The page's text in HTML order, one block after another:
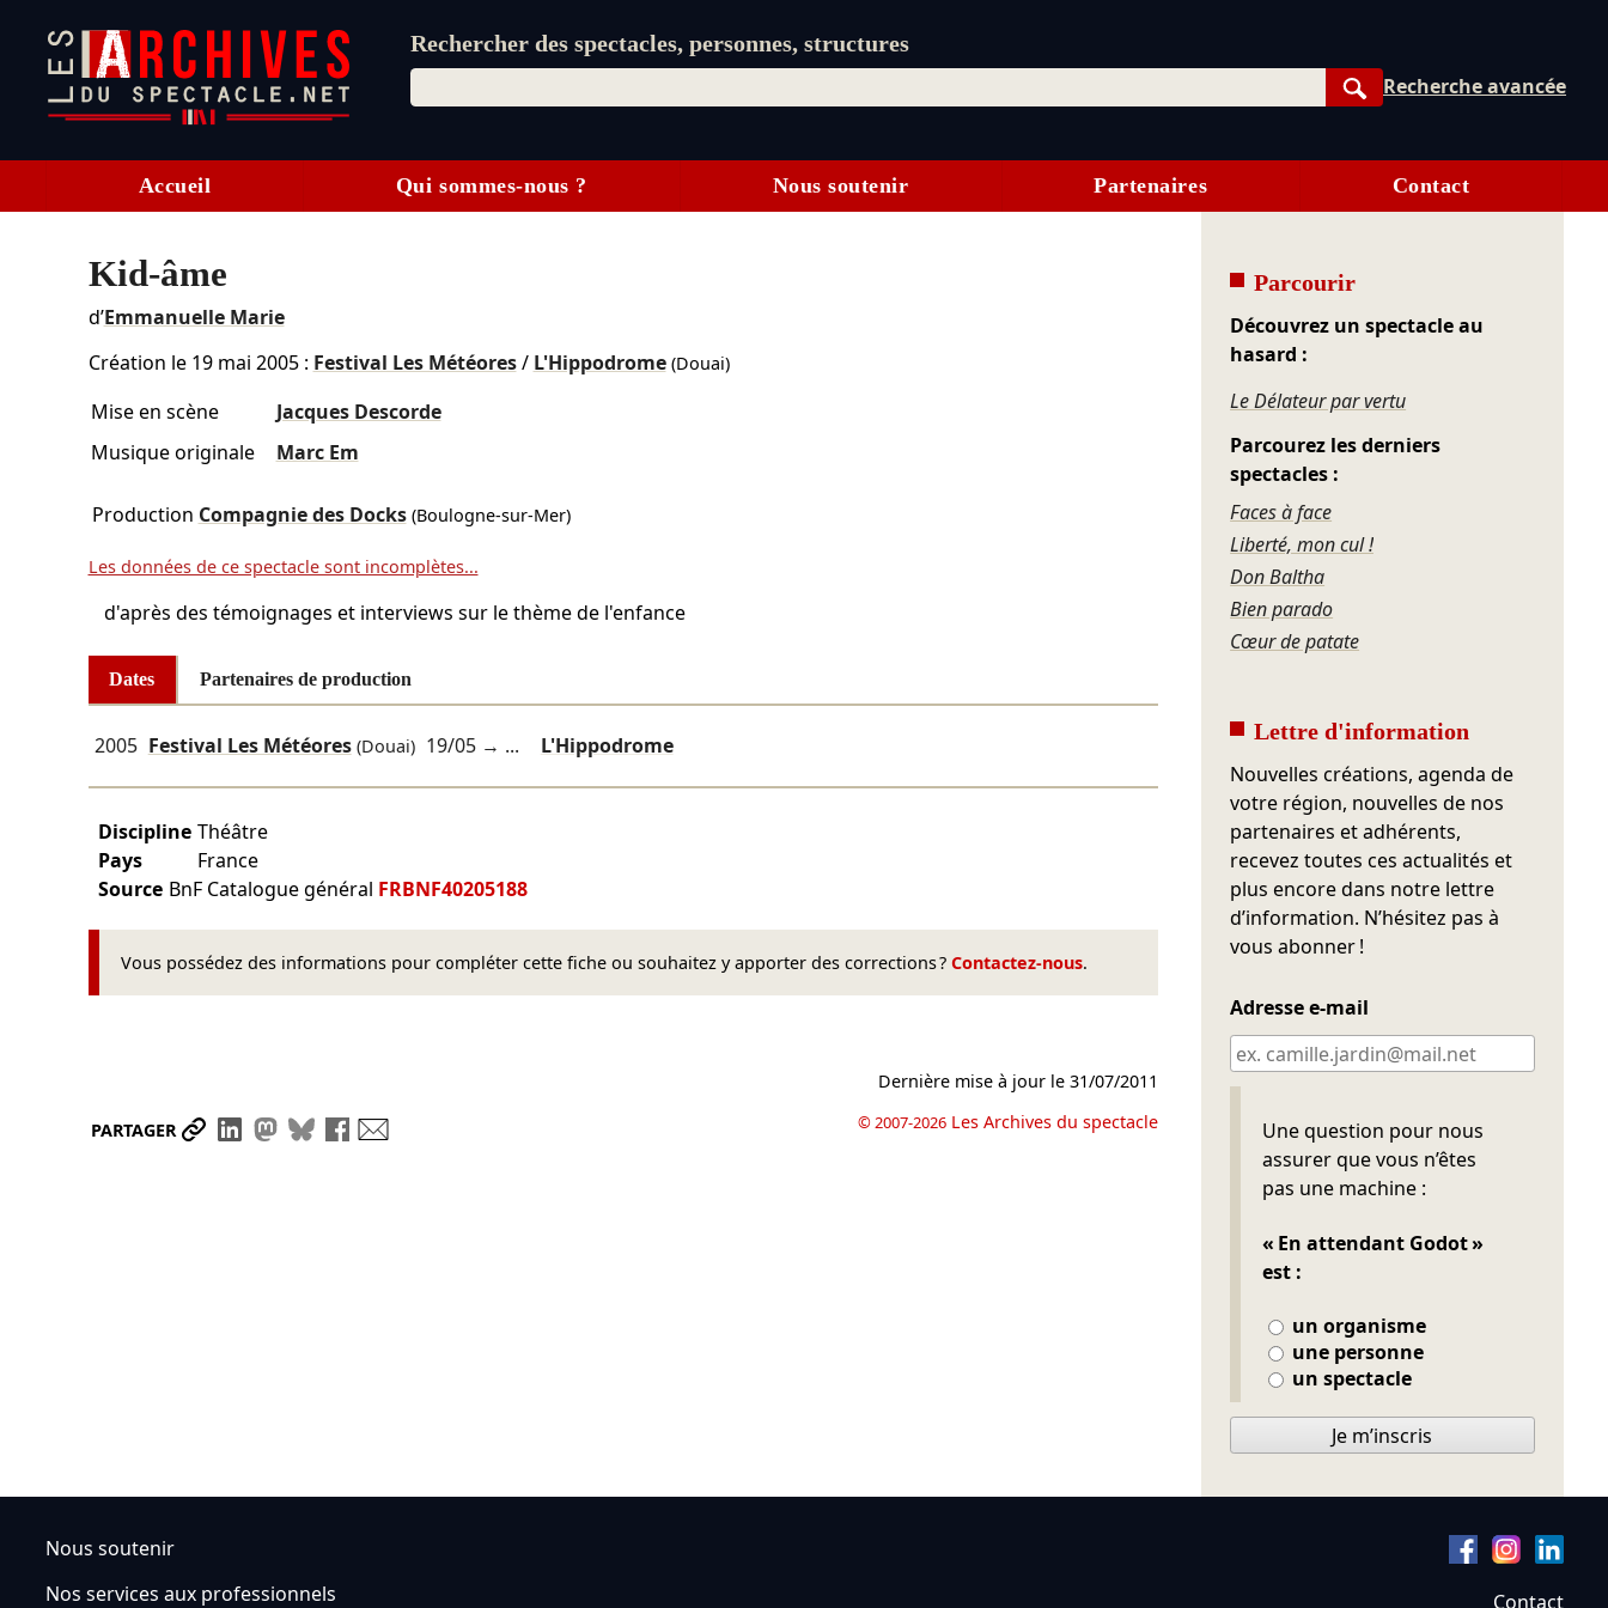
Rechercher des spectacles, personnes, structures
Rechercher
Recherche avancée
Accueil Qui sommes-nous ? Nous soutenir Partenaires Contact
Kid-âme
d’Emmanuelle Marie
Création le 19 mai 2005: Festival Les Météores/ L'Hippodrome(Douai)
Mise en scène
Jacques Descorde
Musique originale
Marc Em
Production Compagnie des Docks(Boulogne-sur-Mer)
Les données de ce spectacle sont incomplètes...
d'après des témoignages et interviews sur le thème de l'enfance
Dates Partenaires de production
2005 Festival Les Météores(Douai) 19/05→ ... L'Hippodrome
Discipline Théâtre
Pays
France
Source BnF Catalogue général FRBNF40205188
Vous possédez des informations pour compléter cette fiche ou souhaitez y apporter des corrections ? Contactez-nous.
PARTAGER Partager le lien
Partager sur LinkedIn
Partager sur Mastodon
Partager sur Bluesky
Partager sur Facebook
Dernière mise à jour le31/07/2011
© 2007-2026 Les Archives du spectacle
Parcourir
Découvrez un spectacle au
hasard :
Le Délateur par vertu
Parcourez les derniers
spectacles :
Faces à face
Liberté, mon cul !
Don Baltha
Bien parado
Cœur de patate
Lettre d'information
Nouvelles créations, agenda de
votre région, nouvelles de nos
partenaires et adhérents,
recevez toutes ces actualités et
plus encore dans notre lettre
d’information. N’hésitez pas à
vous abonner !
Adresse e-mail
Une question pour nous
assurer que vous n’êtes
pas une machine :
« En attendant Godot »
est :
un organisme
une personne
un spectacle
Ne pas remplir
Je m’inscris
Nous soutenir
Nos services aux professionnels
Contact